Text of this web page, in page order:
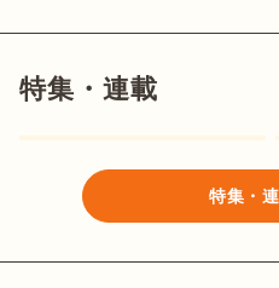
特集・連載
特集・